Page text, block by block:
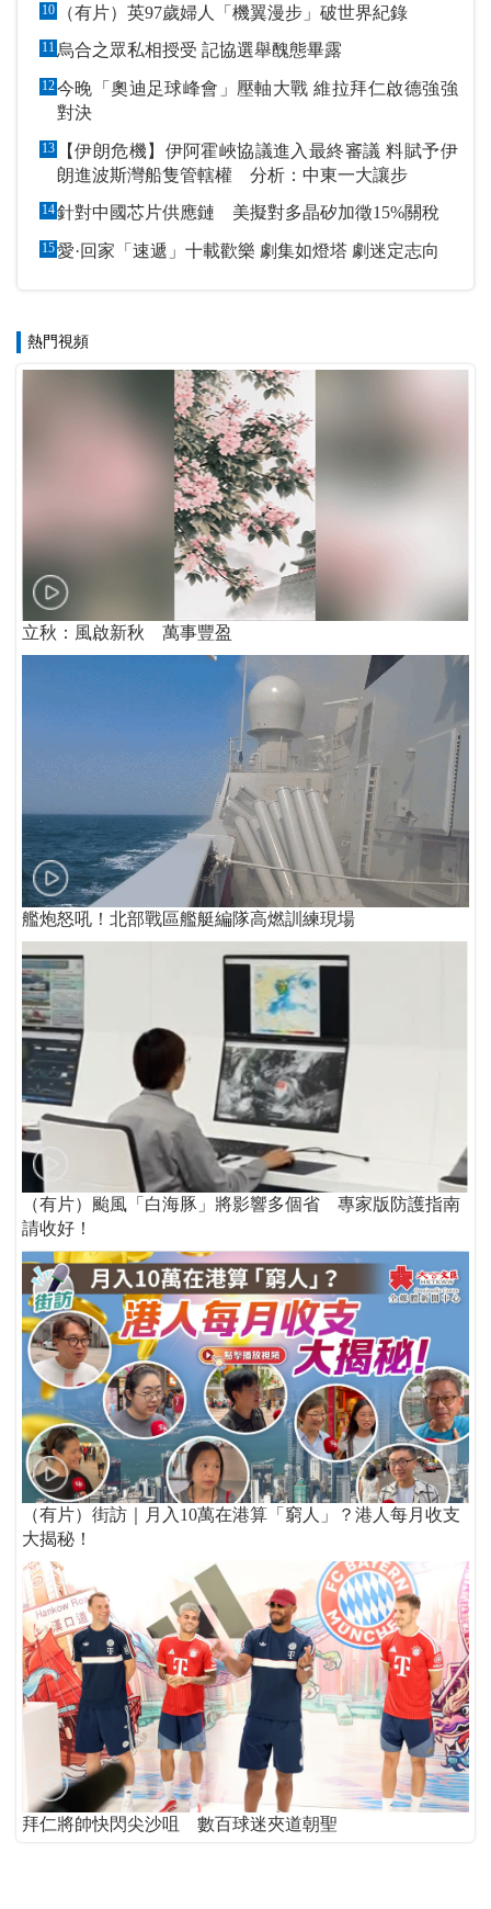
10 （有片）英97歲婦人「機翼漫步」破世界紀錄
11 烏合之眾私相授受 記協選舉醜態畢露
12今晚「奧迪足球峰會」壓軸大戰 維拉拜仁啟德強強
對決
13
【伊朗危機】伊阿霍峽協議進入最終審議 料賦予伊
朗進波斯灣船隻管轄權 分析：中東一大讓步
14針對中國芯片供應鏈 美擬對多晶矽加徵15%關稅
15 愛·回家「速遞」十載歡樂 劇集如燈塔 劇迷定志向
熱門視頻
立秋：風啟新秋 萬事豐盈
艦炮怒吼！北部戰區艦艇編隊高燃訓練現場
（有片）颱風「白海豚」將影響多個省 專家版防護指南
請收好！
（有片）街訪｜月入10萬在港算「窮人」？港人每月收支
大揭秘！
拜仁將帥快閃尖沙咀 數百球迷夾道朝聖